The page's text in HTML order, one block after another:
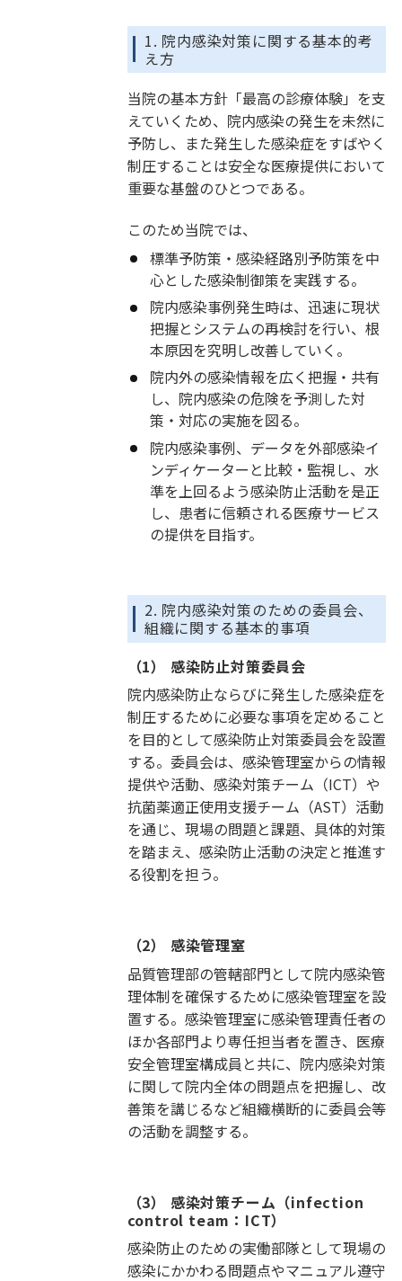
1. 院内感染対策に関する基本的考
え方
当院の基本方針「最高の診療体験」を支
えていくため、院内感染の発生を未然に
予防し、また発生した感染症をすばやく
制圧することは安全な医療提供において
重要な基盤のひとつである。
このため当院では、
標準予防策・感染経路別予防策を中
心とした感染制御策を実践する。
院内感染事例発生時は、迅速に現状
把握とシステムの再検討を行い、根
本原因を究明し改善していく。
院内外の感染情報を広く把握・共有
し、院内感染の危険を予測した対
策・対応の実施を図る。
院内感染事例、データを外部感染イ
ンディケーターと比較・監視し、水
準を上回るよう感染防止活動を是正
し、患者に信頼される医療サービス
の提供を目指す。
2. 院内感染対策のための委員会、
組織に関する基本的事項
（1） 感染防止対策委員会
院内感染防止ならびに発生した感染症を
制圧するために必要な事項を定めること
を目的として感染防止対策委員会を設置
する。委員会は、感染管理室からの情報
提供や活動、感染対策チーム（ICT）や
抗菌薬適正使用支援チーム（AST）活動
を通じ、現場の問題と課題、具体的対策
を踏まえ、感染防止活動の決定と推進す
る役割を担う。
（2） 感染管理室
品質管理部の管轄部門として院内感染管
理体制を確保するために感染管理室を設
置する。感染管理室に感染管理責任者の
ほか各部門より専任担当者を置き、医療
安全管理室構成員と共に、院内感染対策
に関して院内全体の問題点を把握し、改
善策を講じるなど組織横断的に委員会等
の活動を調整する。
（3） 感染対策チーム（infection
control team：ICT）
感染防止のための実働部隊として現場の
感染にかかわる問題点やマニュアル遵守